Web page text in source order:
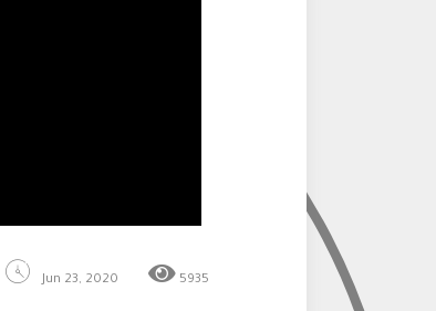
Jun 23, 2020 5935